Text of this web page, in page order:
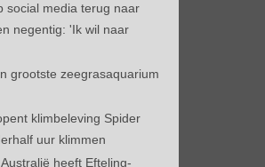
social media terug naar
negentig: 'Ik wil naar
grootste zeegrasaquarium
klimbeleving Spider
uur klimmen
heeft Efteling-